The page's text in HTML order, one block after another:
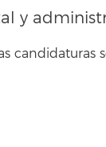
y